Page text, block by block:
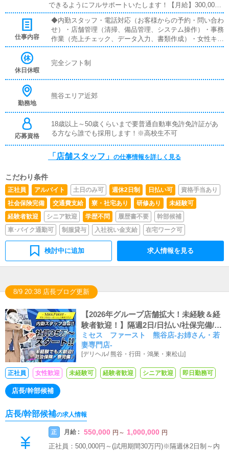
できるようにフルサポートいたします！【月給】300,000
円+インセンティブ月給手取り40万〜50万円可
仕事内容
◆内勤スタッフ・電話対応（お客様からの予約・問い合わ
せ）・店舗管理（清掃、備品管理、システム操作）・事務
作業（売上チェック、データ入力、書類作成）・女性キャ
ストのサポート・相談対応・新人女性の指導・フォロー・
バー在籍キャストさんの送迎業務時間厳守、安全運転で目
休日休暇
完全シフト制
勤務地
熊谷エリア近郊
応募資格
18歳以上～50歳くらいまで要普通自動車免許免許証があ
る方なら誰でも採用します！※高校生不可
「店舗スタッフ」 の仕事情報を詳しく見る
こだわり条件
正社員 アルバイト 土日のみ可 週休2日制 日払い可
資格手当あり
社会保険完備
交通費支給 寮・社宅あり 研修あり
未経験可
経験者歓迎
シニア歓迎 学歴不問 履歴書不要
幹部候補
車･バイク通勤可
制服貸与 入社祝い金支給 在宅ワーク可
検討中に追加 求人情報を見る
8/9 20:38 店長ブログ更新
【2026年グループ店舗拡大！未経験＆経
験者歓迎！】隔週2日/日払い/社保完備/有
給休暇/1R寮完備/残業一切なし！入社祝
い金5万円！『ミセスファースト』はチャ
レンジできる環境です！
ミセス ファースト 熊谷店-お姉さん・若
妻専門店-
[デリヘル/熊谷・行田・鴻巣・東松山]
正社員 女性歓迎 未経験可 経験者歓迎 シニア歓迎 即日勤務可
店長/幹部候補
店長/幹部候補の求人情報
正 月給 : 550,000 円 ～ 1,000,000 円
正社員：500,000円～(試用期間30万円)※隔週休2日制～内